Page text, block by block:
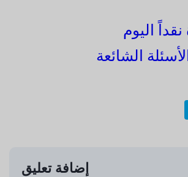
اليوم
الشائعة
إضافة تعليق